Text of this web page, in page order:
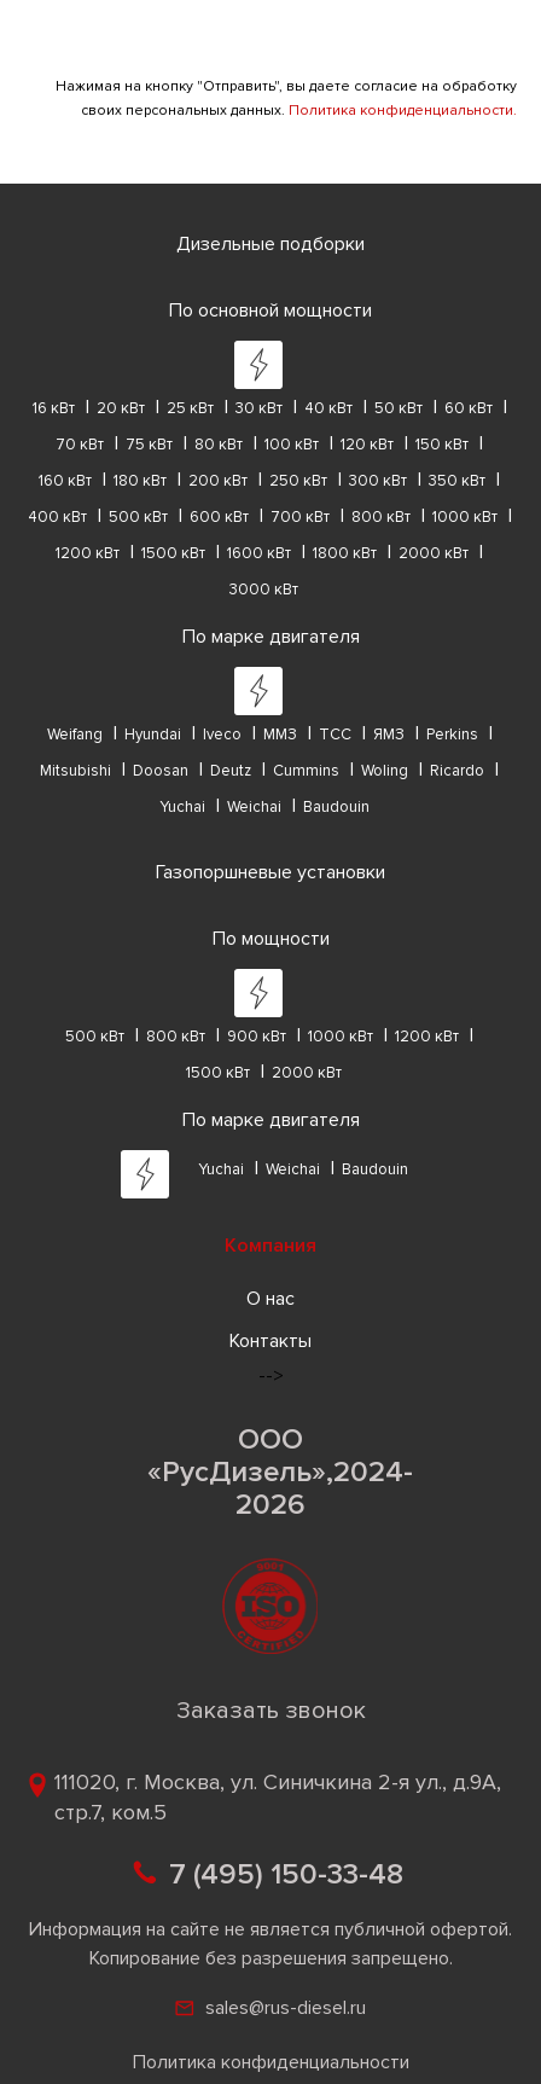
Нажимая на кнопку "Отправить", вы даете согласие на обработку
своих персональных данных. Политика конфиденциальности.
Дизельные подборки
По основной мощности
16 кВт 20 кВт 25 кВт 30 кВт 40 кВт 50 кВт
60 кВт
70 кВт
75 кВт 80 кВт 100 кВт 120 кВт
150 кВт
160 кВт
180 кВт 200 кВт 250 кВт 300 кВт
350 кВт
400 кВт
500 кВт 600 кВт 700 кВт 800 кВт
1000 кВт
1200 кВт
1500 кВт 1600 кВт 1800 кВт
2000 кВт
3000 кВт
По марке двигателя
Weifang Hyundai Iveco ММЗ ТСС ЯМЗ
Perkins
Mitsubishi
Doosan Deutz Cummins Woling
Ricardo
Yuchai
Weichai Baudouin
Газопоршневые установки
По мощности
500 кВт 800 кВт 900 кВт 1000 кВт
1200 кВт
1500 кВт
2000 кВт
По марке двигателя
Yuchai Weichai Baudouin
Компания
О нас
Контакты
-->
ООО
«РусДизель»,2024-
2026
Заказать звонок
111020, г. Москва, ул. Синичкина 2-я ул., д.9А,
стр.7, ком.5
7 (495) 150-33-48
Информация на сайте не является публичной офертой.
Копирование без разрешения запрещено.
sales@rus-diesel.ru
Политика конфиденциальности